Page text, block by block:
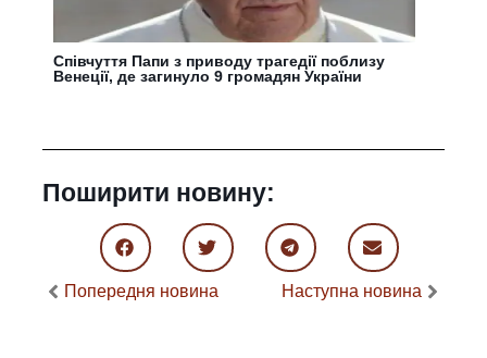
Cпівчуття Папи з приводу трагедії поблизу
Венеції, де загинуло 9 громадян України
Поширити новину:
Попередня новина Наступна новина